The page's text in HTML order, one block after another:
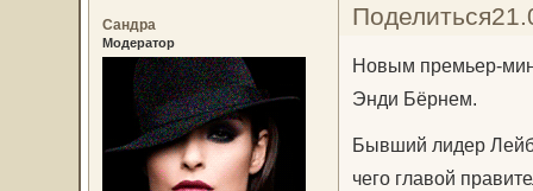
Поделиться
Сандра
Модератор
Новым премьер-
Энди Бёрнем.
Бывший лидер
чего главой